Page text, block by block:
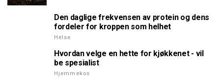
Den daglige frekvensen av protein og dens
fordeler for kroppen som helhet
Helse
Hvordan velge en hette for kjøkkenet - vil
be spesialist
Hjemmekos